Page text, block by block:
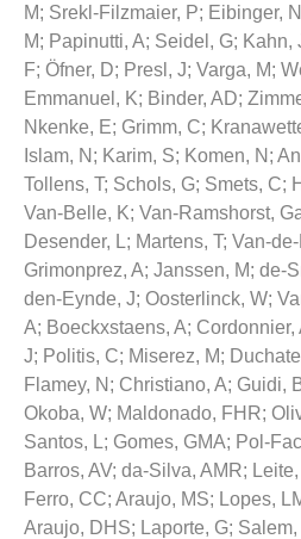
M; Srekl-Filzmaier, P; Eibinger, N
M; Papinutti, A; Seidel, G; Kahn,
F; Öfner, D; Presl, J; Varga, M;
Emmanuel, K; Binder, AD;
Nkenke, E; Grimm, C;
Islam, N ; Karim, S; Komen, N ;
Tollens, T; Schols, G; Smets, C;
Van-Belle, K; Van-Ramshorst,
Desender, L; Martens, T; Van-
Grimonprez, A; Janssen, M; de-
den-Eynde, J; Oosterlinck, W;
A; Boeckxstaens, A; Cordonnier,
J; Politis, C; Miserez, M;
Flamey, N ; Christiano, A; Guidi,
Okoba, W; Maldonado, FHR;
Santos, L; Gomes, GMA; Pol-
Barros, AV; da-Silva, AMR;
Ferro, CC; Araujo, MS; Lopes,
Araujo, DHS; Laporte, G; Salem,